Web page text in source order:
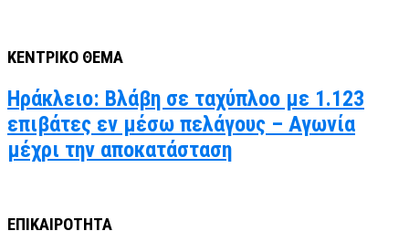
ΚΕΝΤΡΙΚΟ ΘΕΜΑ
Ηράκλειο: Βλάβη σε ταχύπλοο με 1.123
επιβάτες εν μέσω πελάγους – Αγωνία
μέχρι την αποκατάσταση
ΕΠΙΚΑΙΡΟΤΗΤΑ